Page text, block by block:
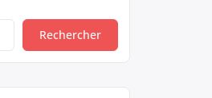
Rechercher